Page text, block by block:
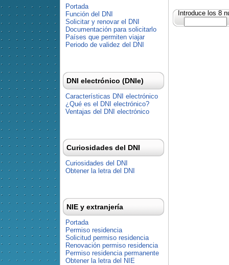
Introduce los 8
Portada
Función del DNI
Solicitar y renovar el DNI
Documentación para solicitarlo
Países que permiten viajar
Periodo de validez del DNI
DNI electrónico (DNIe)
Características DNI electrónico
¿Qué es el DNI electrónico?
Ventajas del DNI electrónico
Curiosidades del DNI
Curiosidades del DNI
Obtener la letra del DNI
NIE y extranjería
Portada
Permiso residencia
Solicitud permiso residencia
Renovación permiso residencia
Permiso residencia permanente
Obtener la letra del NIE